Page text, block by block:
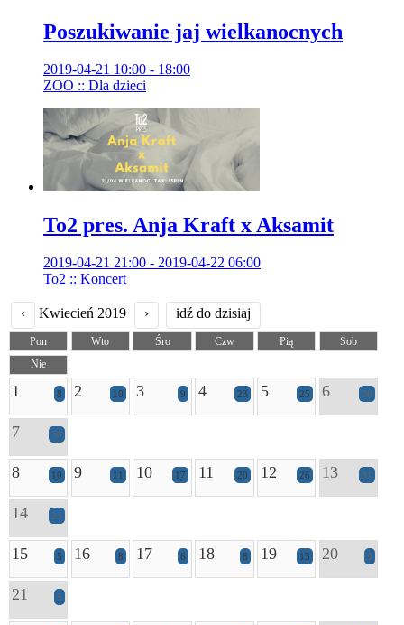
Poszukiwanie jaj wielkanocnych
2019-04-21 10:00 - 18:00
ZOO :: Dla dzieci
To2 pres. Anja Kraft x Aksamit
2019-04-21 21:00 - 2019-04-22 06:00
To2 :: Koncert
‹ Kwiecień 2019 › idź do dzisiaj
Pon Wto Śro Czw Pią
Sob
Nie
1 8 2 10 3 9 4 23 5 25 6 28
7 30
8 10 9 11 10 17 11 20 12 26 13 31
14 25
15 5 16 8 17 6 18 8 19 13 20 9
21 5